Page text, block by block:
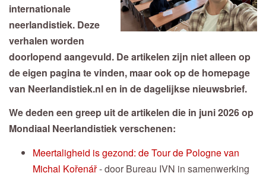
internationale
neerlandistiek. Deze
verhalen worden
doorlopend aangevuld. De artikelen zijn niet alleen op
de eigen pagina te vinden, maar ook op de homepage
van Neerlandistiek.nl en in de dagelijkse nieuwsbrief.
We deden een greep uit de artikelen die in juni 2026 op
Mondiaal Neerlandistiek verschenen:
Meertaligheid is gezond: de Tour de Pologne van
Michal Kořenář- door Bureau IVN in samenwerking